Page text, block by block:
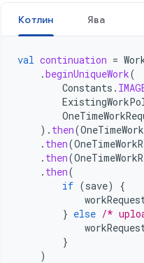
Котлин Ява
val continuation =
.beginUniqueWork(
Constants .
). then(
. then(
. then(
. then(
if (save)
{
} else /*
}
)